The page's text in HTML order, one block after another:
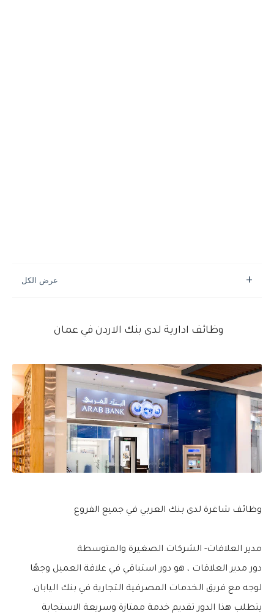
وظائف ادارية لدى بنك الاردن في عمان
وظائف شاغرة لدى بنك العربي في جميع الفروع
مدير العلاقات- الشركات الصغيرة والمتوسطة
دور مدير العلاقات ، هو دور استباقي في علاقة العميل وجهًا
لوجه مع فريق الخدمات المصرفية التجارية في بنك اليابان.
يتطلب هذا الدور تقديم خدمة ممتازة وسريعة الاستجابة